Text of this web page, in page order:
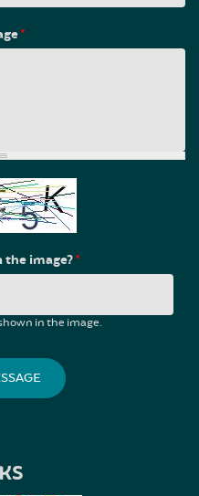
*
the image?*
in the image.